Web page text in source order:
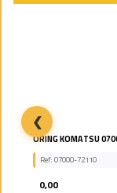
ORING KOMATSU
Ref: 07000-72110
0,00
❮